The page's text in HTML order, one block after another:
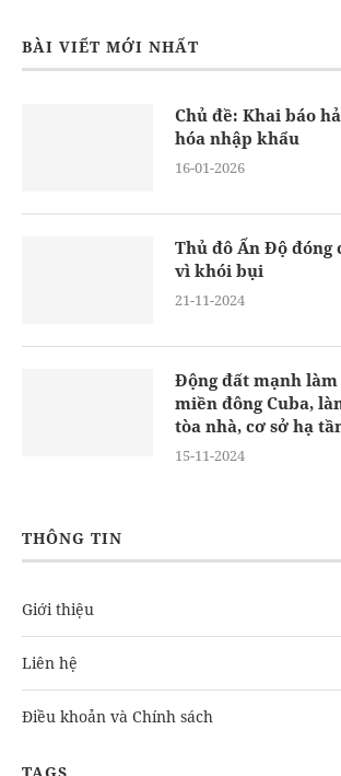
BÀI VIẾT MỚI NHẤT
Chủ đề: Khai báo
hóa nhập khẩu
16-01-2026
Thủ đô Ấn Độ
vì khói bụi
21-11-2024
Động đất mạnh
miền đông Cuba,
tòa nhà, cơ sở hạ
15-11-2024
THÔNG TIN
Giới thiệu
Liên hệ
Điều khoản và Chính sách